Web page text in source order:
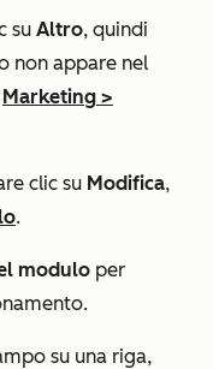
su Altro, quindi
non appare nel
Marketing >
clic su Modifica,
.
modulo per
su una riga,